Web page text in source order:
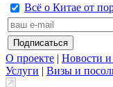
Всё о Китае от
О проекте | Новости
Услуги | Визы и